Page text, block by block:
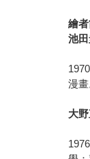
繪
池
漫畫
大